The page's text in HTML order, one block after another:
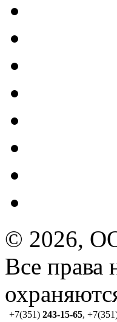
© 2026,
Все права
+7(351) 243-15-65,